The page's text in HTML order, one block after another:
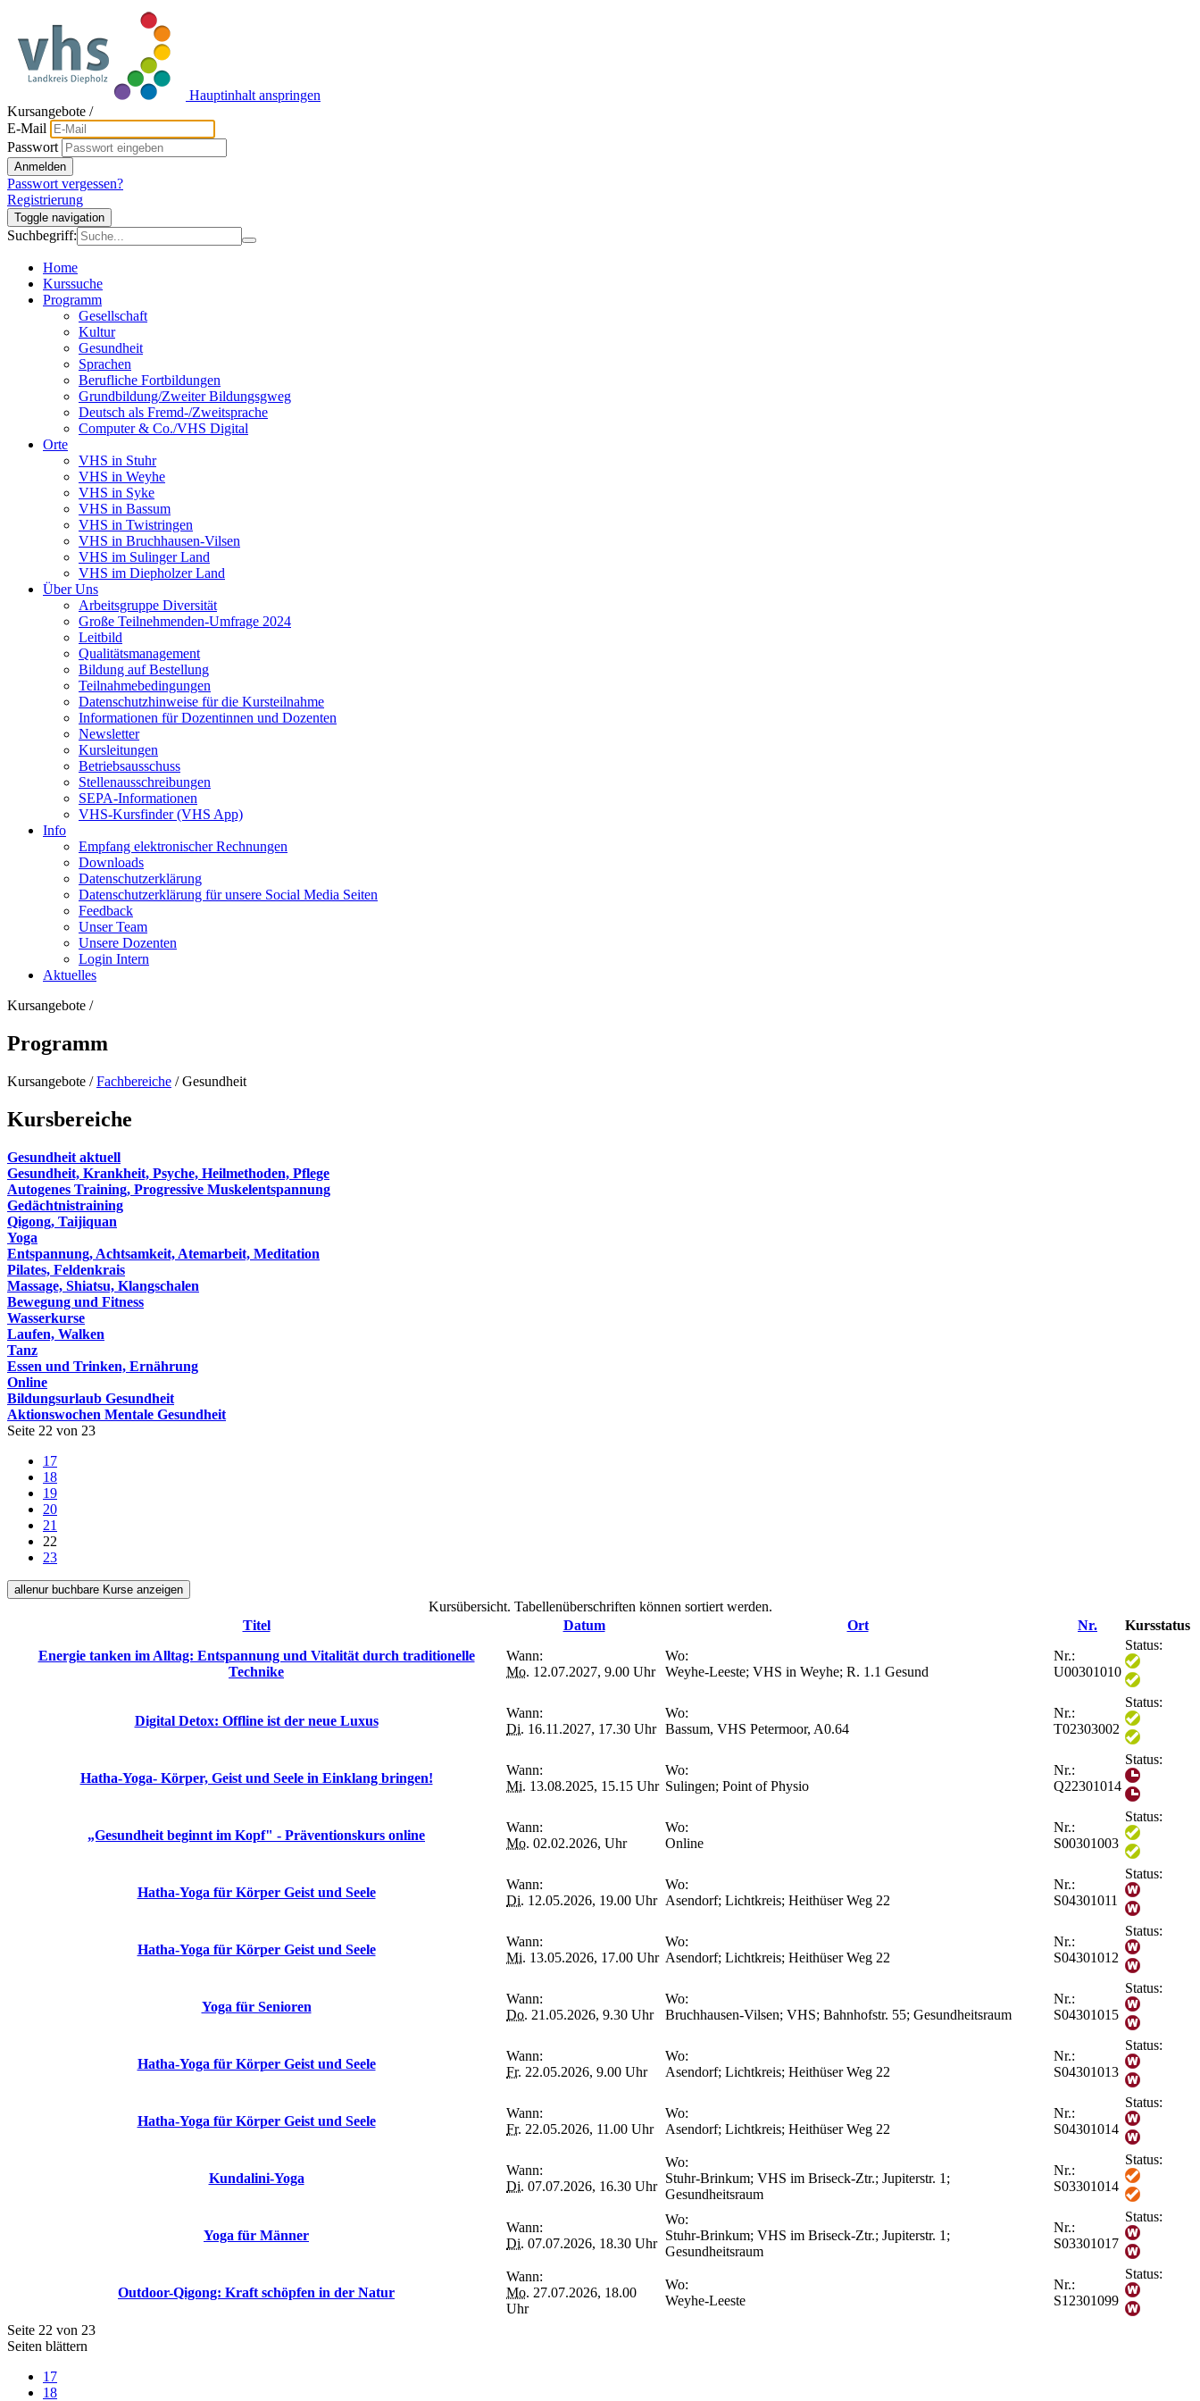
Hauptinhalt anspringen
Kursangebote /
E-Mail
Passwort
Anmelden
Passwort vergessen?
Registrierung
Toggle navigation
Suchbegriff:
Home
Kurssuche
Programm
Gesellschaft
Kultur
Gesundheit
Sprachen
Berufliche Fortbildungen
Grundbildung/Zweiter Bildungsgweg
Deutsch als Fremd-/Zweitsprache
Computer & Co./VHS Digital
Orte
VHS in Stuhr
VHS in Weyhe
VHS in Syke
VHS in Bassum
VHS in Twistringen
VHS in Bruchhausen-Vilsen
VHS im Sulinger Land
VHS im Diepholzer Land
Über Uns
Arbeitsgruppe Diversität
Große Teilnehmenden-Umfrage 2024
Leitbild
Qualitätsmanagement
Bildung auf Bestellung
Teilnahmebedingungen
Datenschutzhinweise für die Kursteilnahme
Informationen für Dozentinnen und Dozenten
Newsletter
Kursleitungen
Betriebsausschuss
Stellenausschreibungen
SEPA-Informationen
VHS-Kursfinder (VHS App)
Info
Empfang elektronischer Rechnungen
Downloads
Datenschutzerklärung
Datenschutzerklärung für unsere Social Media Seiten
Feedback
Unser Team
Unsere Dozenten
Login Intern
Aktuelles
Kursangebote /
Programm
Kursangebote /Fachbereiche /Gesundheit
Kursbereiche
Gesundheit aktuell
Gesundheit, Krankheit, Psyche, Heilmethoden, Pflege
Autogenes Training, Progressive Muskelentspannung
Gedächtnistraining
Qigong, Taijiquan
Yoga
Entspannung, Achtsamkeit, Atemarbeit, Meditation
Pilates, Feldenkrais
Massage, Shiatsu, Klangschalen
Bewegung und Fitness
Wasserkurse
Laufen, Walken
Tanz
Essen und Trinken, Ernährung
Online
Bildungsurlaub Gesundheit
Aktionswochen Mentale Gesundheit
Seite 22 von 23
17
18
19
20
21
22
23
allenur buchbare Kurse anzeigen
Kursübersicht. Tabellenüberschriften können sortiert werden.
Titel
Datum Ort Nr.
Kursstatus
Energie tanken im Alltag: Entspannung und Vitalität durch traditionelle
Technike
Wann:
Mo. 12.07.2027, 9.00 Uhr
Wo:
Weyhe-Leeste; VHS in Weyhe; R. 1.1 Gesund
Nr.:
U00301010
Status:
Digital Detox: Offline ist der neue Luxus
Wann:
Di. 16.11.2027, 17.30 Uhr
Wo:
Bassum, VHS Petermoor, A0.64
Nr.:
T02303002
Status:
Hatha-Yoga- Körper, Geist und Seele in Einklang bringen!
Wann:
Mi. 13.08.2025, 15.15 Uhr
Wo:
Sulingen; Point of Physio
Nr.:
Q22301014
Status:
„Gesundheit beginnt im Kopf" - Präventionskurs online
Wann:
Mo. 02.02.2026, Uhr
Wo:
Online
Nr.:
S00301003
Status:
Hatha-Yoga für Körper Geist und Seele
Wann:
Di. 12.05.2026, 19.00 Uhr
Wo:
Asendorf; Lichtkreis; Heithüser Weg 22
Nr.:
S04301011
Status:
Hatha-Yoga für Körper Geist und Seele
Wann:
Mi. 13.05.2026, 17.00 Uhr
Wo:
Asendorf; Lichtkreis; Heithüser Weg 22
Nr.:
S04301012
Status:
Yoga für Senioren
Wann:
Do. 21.05.2026, 9.30 Uhr
Wo:
Bruchhausen-Vilsen; VHS; Bahnhofstr. 55; Gesundheitsraum
Nr.:
S04301015
Status:
Hatha-Yoga für Körper Geist und Seele
Wann:
Fr. 22.05.2026, 9.00 Uhr
Wo:
Asendorf; Lichtkreis; Heithüser Weg 22
Nr.:
S04301013
Status:
Hatha-Yoga für Körper Geist und Seele
Wann:
Fr. 22.05.2026, 11.00 Uhr
Wo:
Asendorf; Lichtkreis; Heithüser Weg 22
Nr.:
S04301014
Status:
Kundalini-Yoga
Wann:
Di. 07.07.2026, 16.30 Uhr
Wo:
Stuhr-Brinkum; VHS im Briseck-Ztr.; Jupiterstr. 1;
Gesundheitsraum
Nr.:
S03301014
Status:
Yoga für Männer
Wann:
Di. 07.07.2026, 18.30 Uhr
Wo:
Stuhr-Brinkum; VHS im Briseck-Ztr.; Jupiterstr. 1;
Gesundheitsraum
Nr.:
S03301017
Status:
Outdoor-Qigong: Kraft schöpfen in der Natur
Wann:
Mo. 27.07.2026, 18.00
Uhr
Wo:
Weyhe-Leeste
Nr.:
S12301099
Status:
Seite 22 von 23
Seiten blättern
17
18